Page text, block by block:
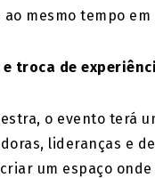
mesmo tempo
troca de
o evento terá
lideranças e
um espaço